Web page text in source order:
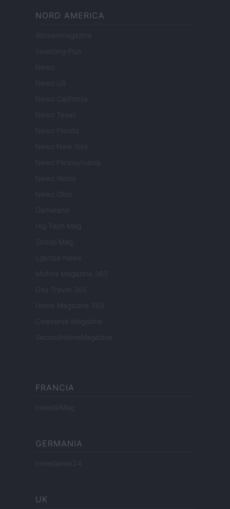
NORD AMERICA
Womanmagazine
Investing Plus
Newz
Newz US
Newz California
Newz Texas
Newz Florida
Newz New York
Newz Pennsylvania
Newz Illinois
Newz Ohio
Gameland
Hig Tech Mag
Scoop Mag
Lgbtqia News
Motors Magazine 365
Day Travel 365
Home Magazine 365
Cineverse Magazine
SecondHomeMagazine
FRANCIA
InvestirMag
GERMANIA
Investieren24
UK